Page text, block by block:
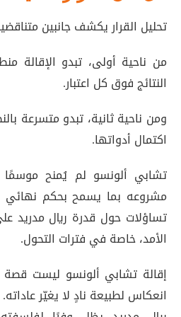
تحليل القرار يكشف جانبين
من ناحية أولى، تبدو الإقالة
النتائج فوق كل اعتبار.
ومن ناحية ثانية، تبدو متسرعة
اكتمال أدواتها.
تشابي ألونسو لم يُمنح موسمًا
مشروعه بما يسمح بحكم نهائي
تساؤلات حول قدرة ريال مدريد
الأمد، خاصة في فترات التحول.
إقالة تشابي ألونسو ليست
انعكاس لطبيعة نادٍ لا يغيّر عاداته.